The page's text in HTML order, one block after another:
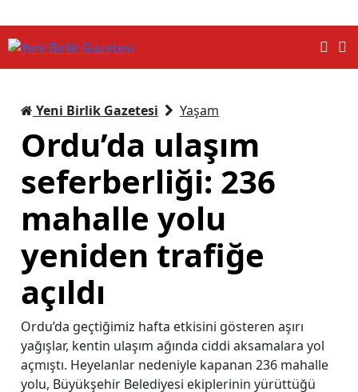
Yeni Birlik Gazetesi Yaşam
Ordu’da ulaşım
seferberliği: 236
mahalle yolu
yeniden trafiğe
açıldı
Ordu’da geçtiğimiz hafta etkisini gösteren aşırı
yağışlar, kentin ulaşım ağında ciddi aksamalara yol
açmıştı. Heyelanlar nedeniyle kapanan 236 mahalle
yolu, Büyükşehir Belediyesi ekiplerinin yürüttüğü